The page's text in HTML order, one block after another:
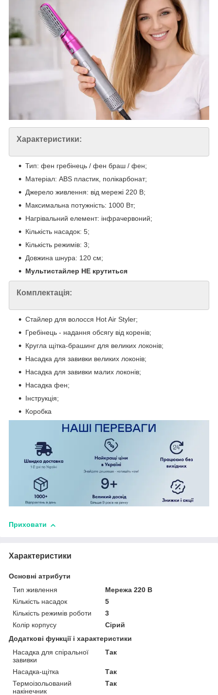
Характеристики:
Тип: фен гребінець / фен браш / фен;
Матеріал: ABS пластик, полікарбонат;
Джерело живлення: від мережі 220 В;
Максимальна потужність: 1000 Вт;
Нагрівальний елемент: інфрачервоний;
Кількість насадок: 5;
Кількість режимів: 3;
Довжина шнура: 120 см;
Мультистайлер НЕ крутиться
Комплектація:
Стайлер для волосся Hot Air Styler;
Гребінець - надання обсягу від коренів;
Кругла щітка-брашинг для великих локонів;
Насадка для завивки великих локонів;
Насадка для завивки малих локонів;
Насадка фен;
Інструкція;
Коробка
Приховати
Характеристики
Основні атрибути
Тип живлення
Мережа 220 В
Кількість насадок
5
Кількість режимів роботи
3
Колір корпусу
Сірий
Додаткові функції і характеристики
Насадка для спіральної
завивки
Так
Насадка-щітка
Так
Термоізольований
накінечник
Так